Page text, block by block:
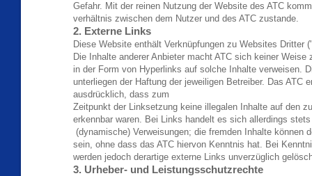
Gefahr. Mit der reinen Nutzung der Website des ATC
verhältnis zwischen dem Nutzer und des ATC zustande.
2. Externe Links
Diese Website enthält Verknüpfungen zu Websites Dritter
Die Inhalte anderer Anbieter macht ATC sich keiner Weise
in der Form von Hyperlinks auf solche Inhalte verweisen.
unterliegen der Haftung der jeweiligen Betreiber. Das ATC
ausdrücklich, dass zum
Zeitpunkt der Linksetzung keine illegalen Inhalte auf den
erkennbar waren. Bei Links handelt es sich allerdings
(dynamische) Verweisungen; die fremden Inhalte können
sein, ohne dass das ATC hiervon Kenntnis hat. Bei
werden jedoch derartige externe Links unverzüglich
3. Urheber- und Leistungsschutzrechte